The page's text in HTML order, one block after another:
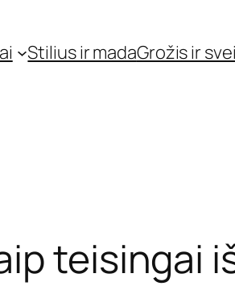
Stilius ir madaGrožis ir
teisingai